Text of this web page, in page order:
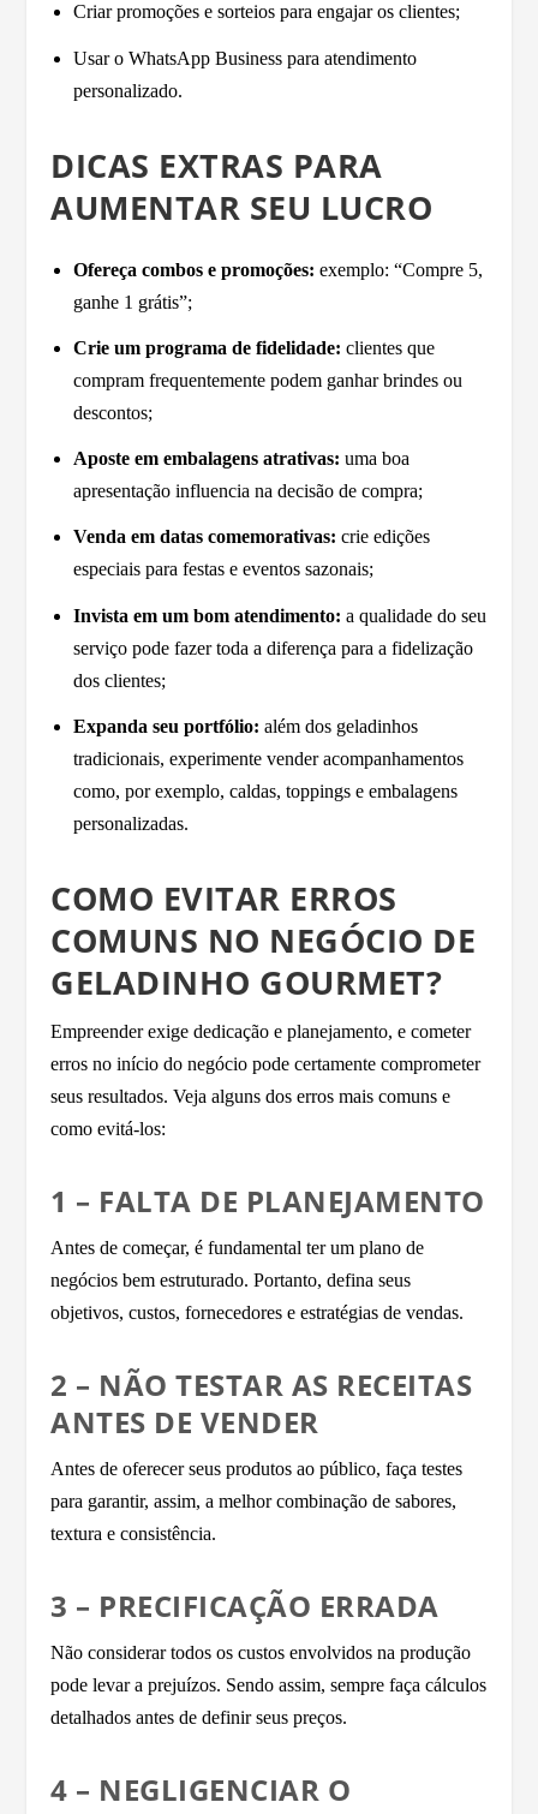
Criar promoções e sorteios para engajar os clientes;
Usar o WhatsApp Business para atendimento
personalizado.
DICAS EXTRAS PARA
AUMENTAR SEU LUCRO
Ofereça combos e promoções: exemplo: “Compre 5,
ganhe 1 grátis”;
Crie um programa de fidelidade: clientes que
compram frequentemente podem ganhar brindes ou
descontos;
Aposte em embalagens atrativas: uma boa
apresentação influencia na decisão de compra;
Venda em datas comemorativas: crie edições
especiais para festas e eventos sazonais;
Invista em um bom atendimento: a qualidade do seu
serviço pode fazer toda a diferença para a fidelização
dos clientes;
Expanda seu portfólio: além dos geladinhos
tradicionais, experimente vender acompanhamentos
como, por exemplo, caldas, toppings e embalagens
personalizadas.
COMO EVITAR ERROS
COMUNS NO NEGÓCIO DE
GELADINHO GOURMET?
Empreender exige dedicação e planejamento, e cometer
erros no início do negócio pode certamente comprometer
seus resultados. Veja alguns dos erros mais comuns e
como evitá-los:
1 – FALTA DE PLANEJAMENTO
Antes de começar, é fundamental ter um plano de
negócios bem estruturado. Portanto, defina seus
objetivos, custos, fornecedores e estratégias de vendas.
2 – NÃO TESTAR AS RECEITAS
ANTES DE VENDER
Antes de oferecer seus produtos ao público, faça testes
para garantir, assim, a melhor combinação de sabores,
textura e consistência.
3 – PRECIFICAÇÃO ERRADA
Não considerar todos os custos envolvidos na produção
pode levar a prejuízos. Sendo assim, sempre faça cálculos
detalhados antes de definir seus preços.
4 – NEGLIGENCIAR O